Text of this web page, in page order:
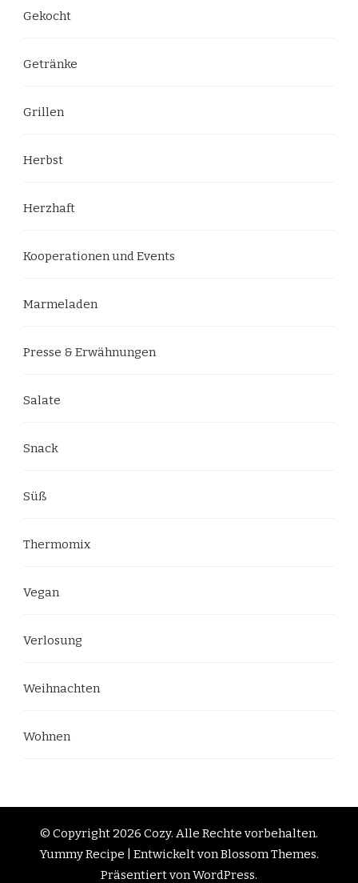
Gekocht
Getränke
Grillen
Herbst
Herzhaft
Kooperationen und Events
Marmeladen
Presse & Erwähnungen
Salate
Snack
Süß
Thermomix
Vegan
Verlosung
Weihnachten
Wohnen
© Copyright 2026 Cozy. Alle Rechte vorbehalten.
Yummy Recipe | Entwickelt von Blossom Themes.
Präsentiert von WordPress.